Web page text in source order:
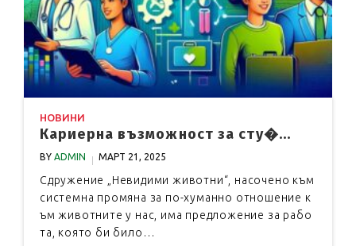
НОВИНИ
Кариерна възможност за сту�...
BY ADMIN МАРТ 21, 2025
Сдружение „Невидими животни“, насочено към
системна промяна за по-хуманно отношение к
ъм животните у нас, има предложение за рабо
та, която би било…